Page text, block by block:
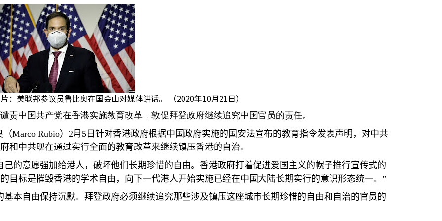
：美联邦参议员鲁比奥在国会山对媒体讲话。 （2020年10月21日）
责中国共产党在香港实施教育改革，敦促拜登政府继续追究中国官员的责任。
（Marco Rubio） 2月 5 日针对香港政府根据中国政府实施的国安法宣布的教育指令发表声明，对中共
和中共现在通过实行全面的教育改革来继续镇压香港的自治。
的意愿强加给港人，破坏他们长期珍惜的自由。香港政府打着促进爱国主义的幌子推行宣传式的
目标是摧毁香港的学术自由，向下一代港人开始实施已经在中国大陆长期实行的意识形态统一。”
本自由保持沉默。拜登政府必须继续追究那些涉及镇压这座城市长期珍惜的自由和自治的官员的